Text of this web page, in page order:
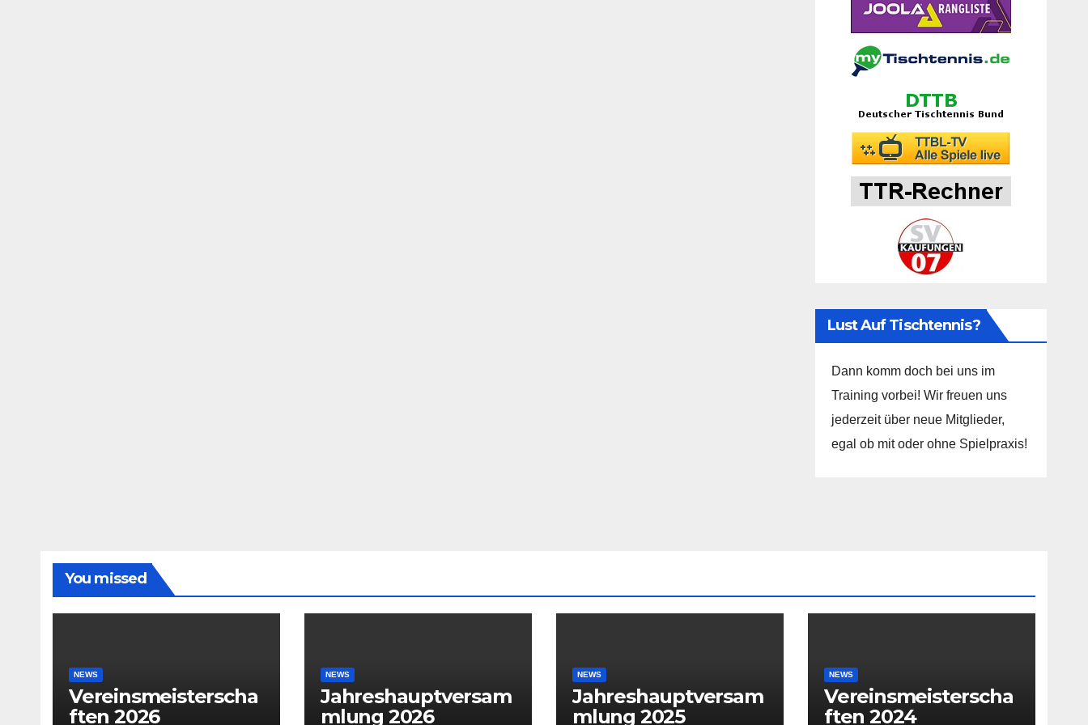
Lust Auf Tischtennis?
Dann komm doch bei uns im
Training vorbei! Wir freuen uns
jederzeit über neue Mitglieder,
egal ob mit oder ohne Spielpraxis!
You missed
NEWS
Vereinsmeisterscha
ften 2026
NEWS
Jahreshauptversam
mlung 2026
NEWS
Jahreshauptversam
mlung 2025
NEWS
Vereinsmeisterscha
ften 2024